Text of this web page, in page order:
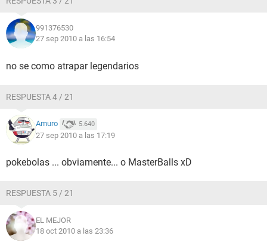
991376530
27 sep 2010 a las 16:54
no se como atrapar legendarios
RESPUESTA 4 / 21
Amuro 5.640
27 sep 2010 a las 17:19
pokebolas ... obviamente... o MasterBalls xD
RESPUESTA 5 / 21
EL MEJOR
18 oct 2010 a las 23:36